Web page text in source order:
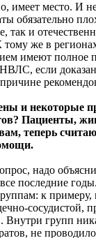
имеет место. И
обязательно
так и
тому же в
имеют полное
если
и некоторые
Пациенты,
теперь
надо
последние
к примеру,
сосудистой,
Внутри групп
не